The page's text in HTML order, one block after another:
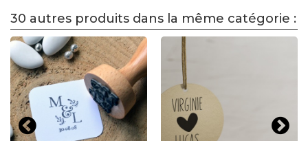
30 autres produits dans la même catégorie :